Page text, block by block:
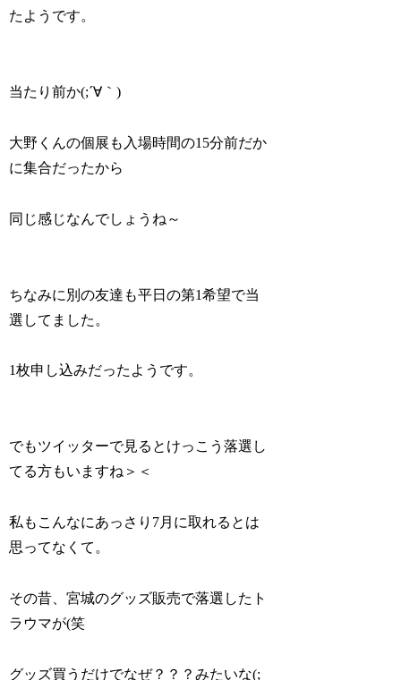
たようです。
当たり前か(;´∀｀)
大野くんの個展も入場時間の15分前だか
に集合だったから
同じ感じなんでしょうね～
ちなみに別の友達も平日の第1希望で当
選してました。
1枚申し込みだったようです。
でもツイッターで見るとけっこう落選し
てる方もいますね＞＜
私もこんなにあっさり7月に取れるとは
思ってなくて。
その昔、宮城のグッズ販売で落選したト
ラウマが(笑
グッズ買うだけでなぜ？？？みたいな(;